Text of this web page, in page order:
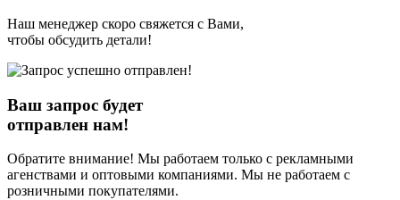
Наш менеджер скоро свяжется с Вами,
чтобы обсудить детали!
Ваш запрос будет
отправлен нам!
Обратите внимание! Мы работаем только с рекламными
агенствами и оптовыми компаниями. Мы не работаем с
розничными покупателями.